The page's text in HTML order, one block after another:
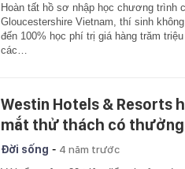
Hoàn tất hồ sơ nhập học chương trình
Gloucestershire Vietnam, thí sinh
đến 100% học phí trị giá hàng trăm
các…
Westin Hotels & Resorts
mắt thử thách có thưởng
Đời sống - 4 năm trước